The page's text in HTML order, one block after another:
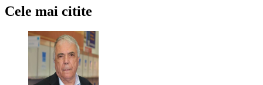
Cele mai citite